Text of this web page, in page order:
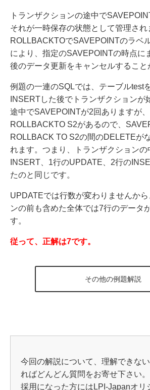
トランザクションの途中で
それが一時保存の状態として管理され
ROLLBACKTOでSAVEPOINTのラベ
により、指定のSAVEPOINTの時点に
後のデータ更新をキャンセルすること
例題の一連のSQLでは、テーブルtest
INSERTした後でトランザクションが
途中でSAVEPOINTが2回ありますが
ROLLBACKTO S2があるので、
ROLLBACK TO S2の間のDELETEが
れます。つまり、トランザクション
INSERT、1行のUPDATE、2行の
たのと同じです。
UPDATEでは行数が変わりませんか
ンの前も含めた全体では7行のデータ
す。
従って、正解は7です。
その他の例題解説
今回の解説について、理解できな
ればどんどん質問をお寄せ下さい。
採用になった方にはLPI-Japanオリ